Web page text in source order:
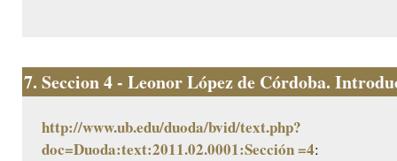
7. Seccion 4 - Leonor López de Córdoba.
http://www.ub.edu/duoda/bvid/text.php?
doc=Duoda:text:2011.02.0001:Sección =4: